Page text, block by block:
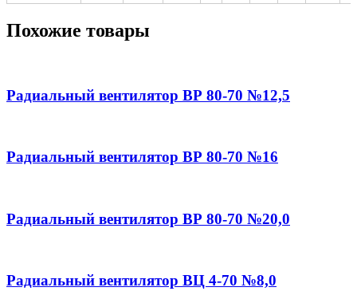
Похожие товары
Радиальный вентилятор ВР 80-70 №12,5
Радиальный вентилятор ВР 80-70 №16
Радиальный вентилятор ВР 80-70 №20,0
Радиальный вентилятор ВЦ 4-70 №8,0